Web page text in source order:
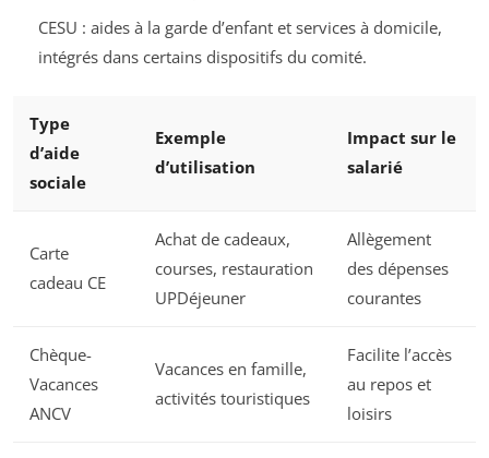
CESU : aides à la garde d’enfant et services à domicile,
intégrés dans certains dispositifs du comité.
Type
d’aide
sociale
Exemple
d’utilisation
Impact sur le
salarié
Carte
cadeau CE
Achat de cadeaux,
courses, restauration
UPDéjeuner
Allègement
des dépenses
courantes
Chèque-
Vacances
ANCV
Vacances en famille,
activités touristiques
Facilite l’accès
au repos et
loisirs